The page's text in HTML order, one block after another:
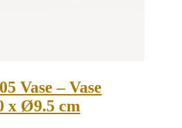
Vase – Vase
x Ø9.5 cm